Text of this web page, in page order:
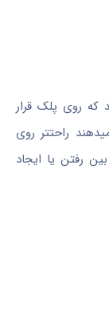
که روی پلک قرار
راحتتر روی
رفتن یا ایجاد